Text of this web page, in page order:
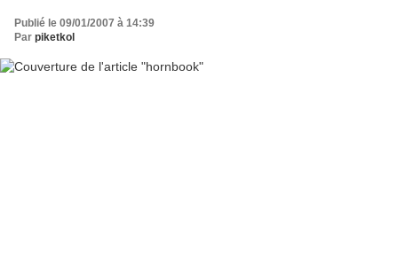
Publié le 09/01/2007 à 14:39
Par piketkol